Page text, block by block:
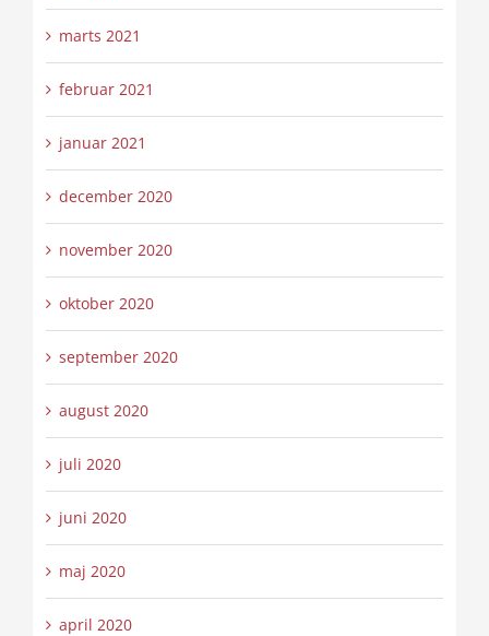
marts 2021
februar 2021
januar 2021
december 2020
november 2020
oktober 2020
september 2020
august 2020
juli 2020
juni 2020
maj 2020
april 2020